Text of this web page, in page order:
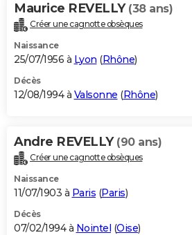
Maurice REVELLY (38 ans)
Créer une cagnotte obsèques
Naissance
25/07/1956 à Lyon (Rhône)
Décès
12/08/1994 à Valsonne (Rhône)
Andre REVELLY (90 ans)
Créer une cagnotte obsèques
Naissance
11/07/1903 à Paris (Paris)
Décès
07/02/1994 à Nointel (Oise)